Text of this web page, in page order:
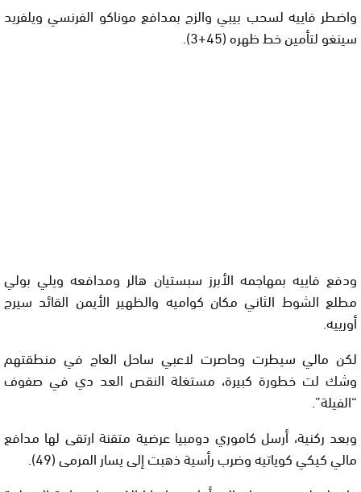
واضطر فاييه لسحب بيبي والزج بمدافع موناكو الفرنسي ويلفريد
سينغو لتأمين خط ظهره (45+3).
ودفع فاييه بمهاجمه الأبرز سبستيان هالر ومدافعه ويلي بولي
مطلع الشوط الثاني مكان كواميه والظهير الأيمن القائد سيرج
أورييه.
لكن مالي سيطرت وحاصرت لاعبي ساحل العاج في منطقتهم
وشك لت خطورة كبيرة، مستغلة النقص العد دي في صفوف
“الفيلة”.
وبعد ركنية، أرسل كاموري دومبيا عرضية متقنة ارتقى لها مدافع
مالي كيكي كوياتيه وضرب رأسية ذهبت إلى يسار المرمى (49).